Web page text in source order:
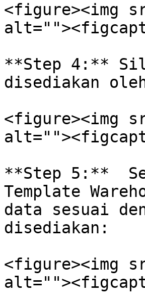
<figure><img
**Step 4:**
disediakan
<figure><img
**Step 5:**
Template
data sesuai
disediakan:
<figure><img